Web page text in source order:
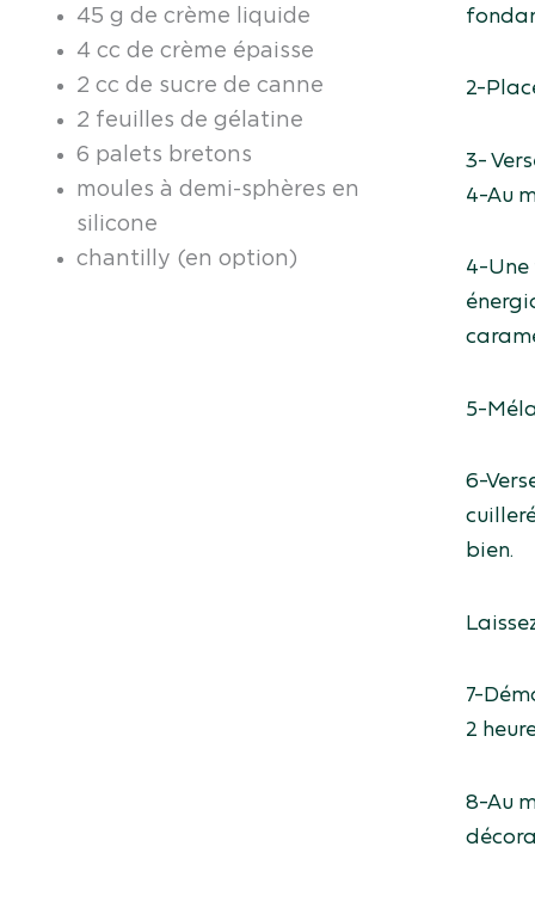
45 g de crème liquide
4 cc de crème épaisse
2 cc de sucre de canne
2 feuilles de gélatine
6 palets bretons
moules à demi-sphères en
silicone
chantilly (en option)
2-
3-
4-Au
4-Une
5-
6-
bien.
7-
2
8-Au